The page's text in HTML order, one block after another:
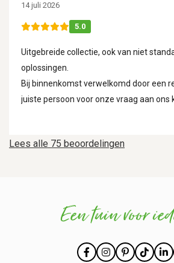
Lees alle 75 beoordelingen
14 juli 2026
5.0
Uitgebreide collectie, ook van niet
oplossingen.
Bij binnenkomst verwelkomd door een
juiste persoon voor onze vraag aan ons
Een tuin voor